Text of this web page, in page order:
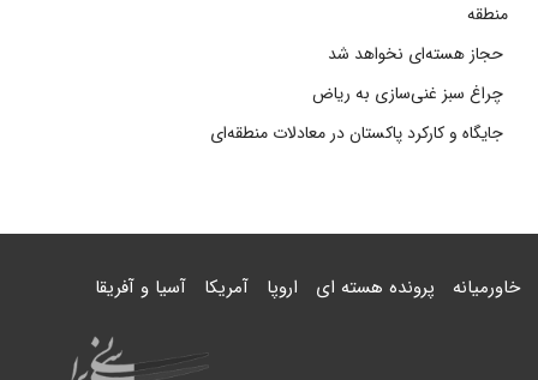
منطقه
حجاز هسته‌ای نخواهد شد
چراغ سبز غنی‌سازی به ریاض
جایگاه و کارکرد پاکستان در معادلات منطقه‌ای
خاورمیانه پرونده هسته ای اروپا آمریکا آسیا و آفریقا